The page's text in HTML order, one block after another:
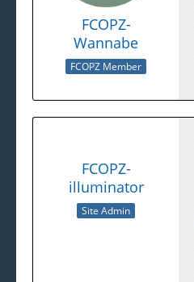
FCOPZ-
Wannabe
FCOPZ Member
FCOPZ-
illuminator
Site Admin